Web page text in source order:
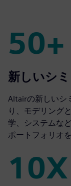
50+
50+
新しいシ
Altairの新しいシ
り、モデリング
学、システムな
ポートフォリオ
10X